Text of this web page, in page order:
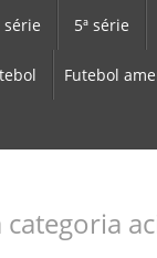
série 5ª série
Futebol